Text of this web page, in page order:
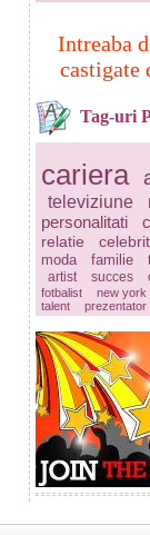
Intreaba
castigate
Tag-uri
cariera
televiziune
personalitati
relatie
moda
familie
artist
succes
fotbalist
new york
talent
prezentator